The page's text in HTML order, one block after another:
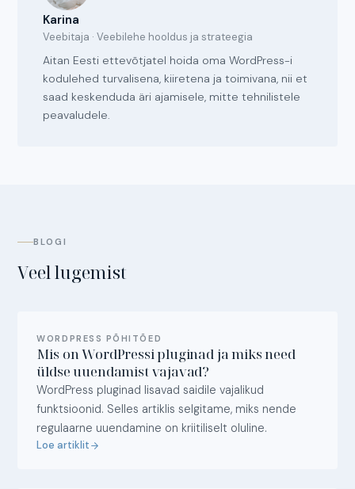
Karina
Veebitaja · Veebilehe hooldus ja strateegia
Aitan Eesti ettevõtjatel hoida oma WordPress-i
kodulehed turvalisena, kiiretena ja toimivana, nii et
saad keskenduda äri ajamisele, mitte tehnilistele
peavaludele.
BLOGI
Veel lugemist
WORDPRESS PÕHITÕED
Mis on WordPressi pluginad ja miks need
üldse uuendamist vajavad?
WordPress pluginad lisavad saidile vajalikud
funktsioonid. Selles artiklis selgitame, miks nende
regulaarne uuendamine on kriitiliselt oluline.
Loe artiklit